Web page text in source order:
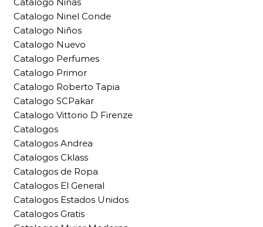
Catalogo Ninel Conde
Catalogo Niños
Catalogo Nuevo
Catalogo Perfumes
Catalogo Primor
Catalogo Roberto Tapia
Catalogo SCPakar
Catalogo Vittorio D Firenze
Catalogos
Catalogos Andrea
Catalogos Cklass
Catalogos de Ropa
Catalogos El General
Catalogos Estados Unidos
Catalogos Gratis